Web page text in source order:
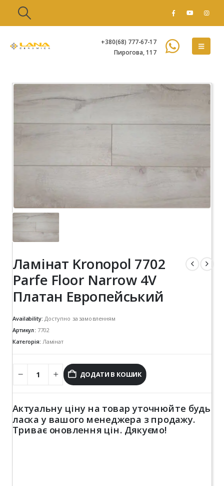
+380(68) 777-67-17
Пирогова, 117
Ламінат Kronopol 7702
Parfe Floor Narrow 4V
Платан Европейський
Availability: Доступно за замовленням
Артикул: 7702
Категорія: Ламінат
ДОДАТИ В КОШИК
Актуальну ціну на товар уточнюйте будь
ласка у вашого менеджера з продажу.
Триває оновлення цін. Дякуємо!